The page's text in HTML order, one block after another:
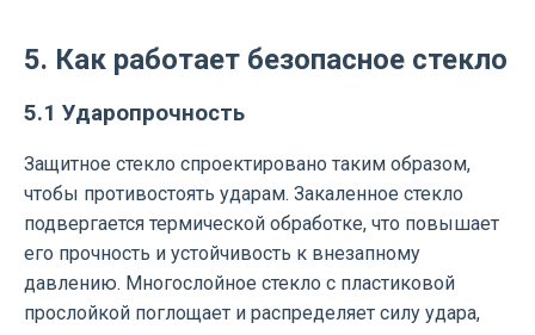
5. Как работает безопасное стекло
5.1 Ударопрочность
Защитное стекло спроектировано таким образом,
чтобы противостоять ударам. Закаленное стекло
подвергается термической обработке, что повышает
его прочность и устойчивость к внезапному
давлению. Многослойное стекло с пластиковой
прослойкой поглощает и распределяет силу удара,